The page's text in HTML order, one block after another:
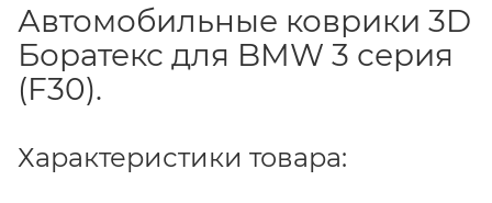
Автомобильные коврики 3D
Боратекс для BMW 3 серия
(F30).
Характеристики товара: